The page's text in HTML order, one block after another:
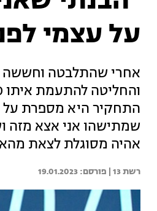
על עצמי
אחרי שהתלבטה וחששה
התחקיר היא מספרת על
שמתישהו אני אצא מזה
אהיה מסוגלת לצאת
רשת 13 | 19.01.2023